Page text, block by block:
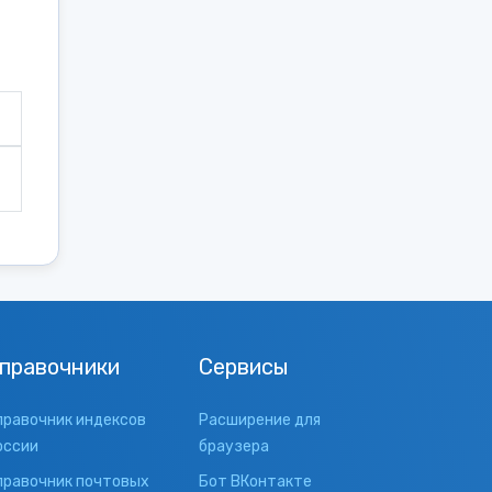
индексов
почтовых
Сервисы
Расширение для
браузера
Бот ВКонтакте